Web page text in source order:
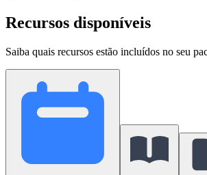
Recursos disponíveis
Saiba quais recursos estão incluídos no seu